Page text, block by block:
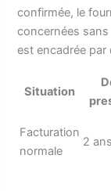
confirmée, le
concernées
est encadrée
Situation
Facturation
normale
2 ans